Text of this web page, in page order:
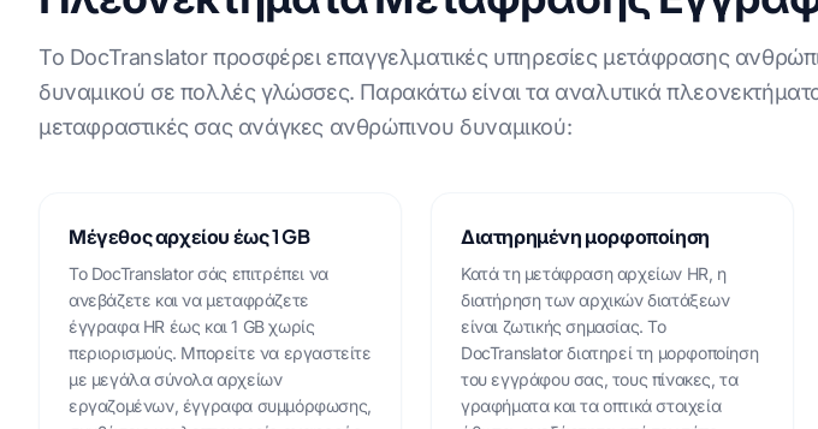
Το DocTranslator προσφέρει επαγγελματικές υπηρεσίες μετάφρασης
δυναμικού σε πολλές γλώσσες. Παρακάτω είναι τα αναλυτικά
μεταφραστικές σας ανάγκες ανθρώπινου δυναμικού:
Μέγεθος αρχείου έως 1 GB
Το DocTranslator σάς επιτρέπει να
ανεβάζετε και να μεταφράζετε
έγγραφα HR έως και 1 GB χωρίς
περιορισμούς. Μπορείτε να εργαστείτε
με μεγάλα σύνολα αρχείων
εργαζομένων, έγγραφα συμμόρφωσης,
Διατηρημένη μορφοποίηση
Κατά τη μετάφραση αρχείων HR, η
διατήρηση των αρχικών διατάξεων
είναι ζωτικής σημασίας. Το
DocTranslator διατηρεί τη μορφοποίηση
του εγγράφου σας, τους πίνακες, τα
γραφήματα και τα οπτικά στοιχεία